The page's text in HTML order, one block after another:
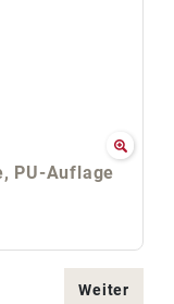
PU-Auflage
Weiter